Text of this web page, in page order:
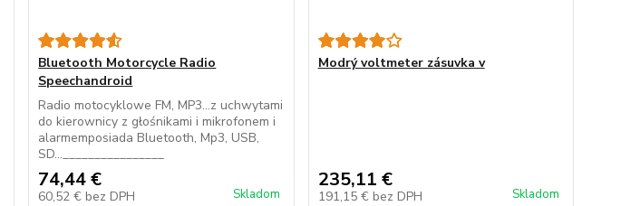
Bluetooth Motorcycle Radio
Speechandroid
Radio motocyklowe FM, MP3...z uchwytami
do kierownicy z głośnikami i mikrofonem i
alarmemposiada Bluetooth, Mp3, USB,
SD...________________
74,44 €
60,52 € bez DPH Skladom
Modrý voltmeter zásuvka v
235,11 €
191,15 € bez DPH Skladom